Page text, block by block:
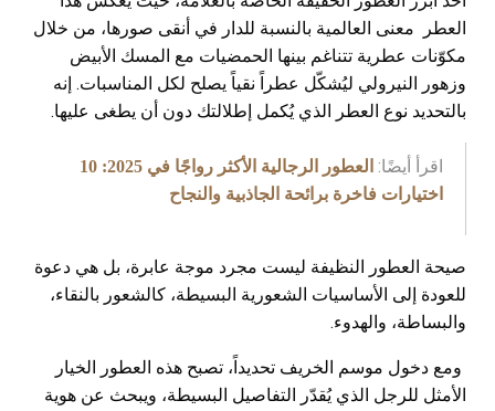
العطر معنى العالمية بالنسبة للدار في أنقى صورها، من خلال
مكوّنات عطرية تتناغم بينها الحمضيات مع المسك الأبيض
وزهور النيرولي ليُشكّل عطراً نقياً يصلح لكل المناسبات. إنه
بالتحديد نوع العطر الذي يُكمل إطلالتك دون أن يطغى عليها.
اقرأ أيضًا:
العطور الرجالية الأكثر رواجًا في 2025: 10
اختيارات فاخرة برائحة الجاذبية والنجاح
صيحة العطور النظيفة ليست مجرد موجة عابرة، بل هي دعوة
للعودة إلى الأساسيات الشعورية البسيطة، كالشعور بالنقاء،
والبساطة، والهدوء.
ومع دخول موسم الخريف تحديداً، تصبح هذه العطور الخيار
الأمثل للرجل الذي يُقدّر التفاصيل البسيطة، ويبحث عن هوية